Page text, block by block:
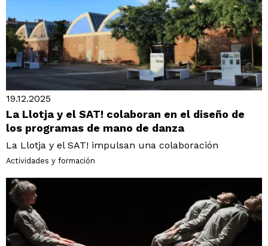
19.12.2025
La Llotja y el SAT! colaboran en el diseño de
los programas de mano de danza
La Llotja y el SAT! impulsan una colaboración
Actividades y formación